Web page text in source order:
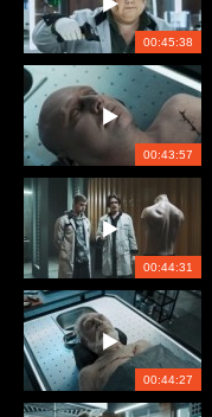
00:45:38
00:43:57
00:44:31
00:44:27